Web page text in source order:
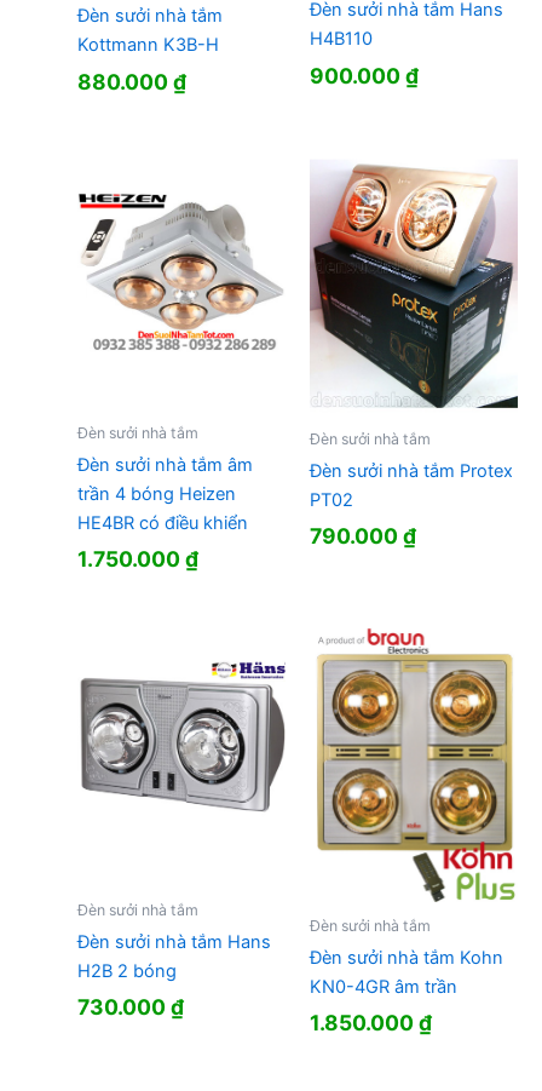
Đèn sưởi nhà tắm
Kottmann K3B-H
880.000₫
Đèn sưởi nhà tắm Hans
H4B110
900.000₫
Đèn sưởi nhà tắm
Đèn sưởi nhà tắm âm
trần 4 bóng Heizen
HE4BR có điều khiển
1.750.000₫
Đèn sưởi nhà tắm
Đèn sưởi nhà tắm Protex
PT02
790.000₫
Đèn sưởi nhà tắm
Đèn sưởi nhà tắm Hans
H2B 2 bóng
730.000₫
Đèn sưởi nhà tắm
Đèn sưởi nhà tắm Kohn
KN0-4GR âm trần
1.850.000₫